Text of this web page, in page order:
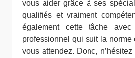
vous aider grâce à ses
qualifiés et vraiment
également cette tâche
professionnel qui suit la norme
vous attendez. Donc,